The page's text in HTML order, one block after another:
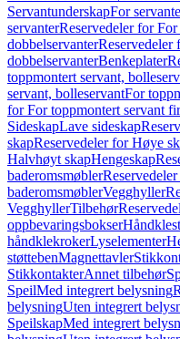
ServantunderskapFor
servanterReservedeler for For
dobbelservanterReservedeler
dobbelservanterBenkeplater
toppmontert servant,
servant, bolleservantFor
for For toppmontert servant
SideskapLave sideskap
skapReservedeler for Høye
Halvhøyt skapHengeskap
baderomsmøbler
baderomsmøblerVegghyller
VegghyllerTilbehør
oppbevaringsbokser
håndklekrokerLyselementer
støttebenMagnettavler
StikkontakterAnnet tilbehør
SpeilMed integrert belysning
belysningUten integrert
SpeilskapMed integrert